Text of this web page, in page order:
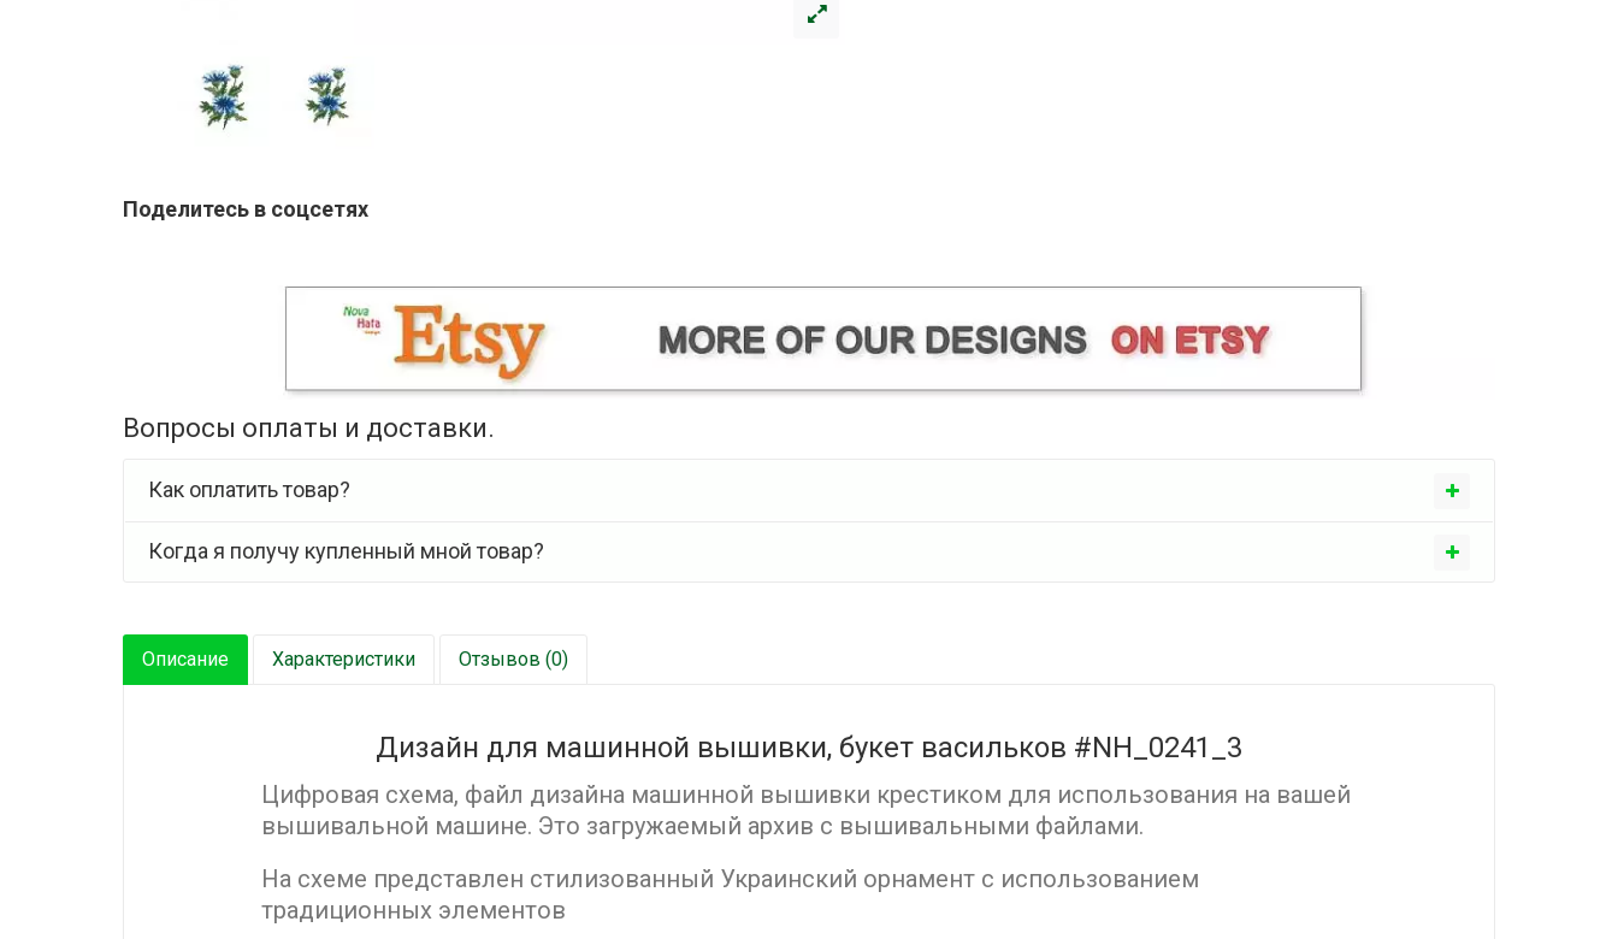
Поделитесь в соцсетях
Вопросы оплаты и доставки.
Как оплатить товар?
Когда я получу купленный мной товар?
Описание Характеристики Отзывов (0)
Дизайн для машинной вышивки, букет васильков #NH_0241_3
Цифровая схема, файл дизайна машинной вышивки крестиком для использования на вашей
вышивальной машине. Это загружаемый архив с вышивальными файлами.
На схеме представлен стилизованный Украинский орнамент с использованием
традиционных элементов